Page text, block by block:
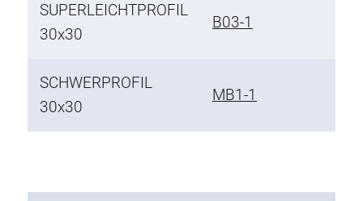
SUPERLEICHTPROFIL
30x30
B03-1
SCHWERPROFIL
30x30
MB1-1